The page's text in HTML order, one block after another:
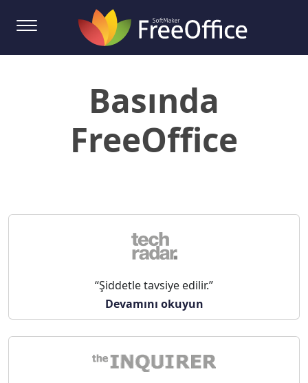
Basında
FreeOffice
“Şiddetle tavsiye edilir.”
Devamını okuyun